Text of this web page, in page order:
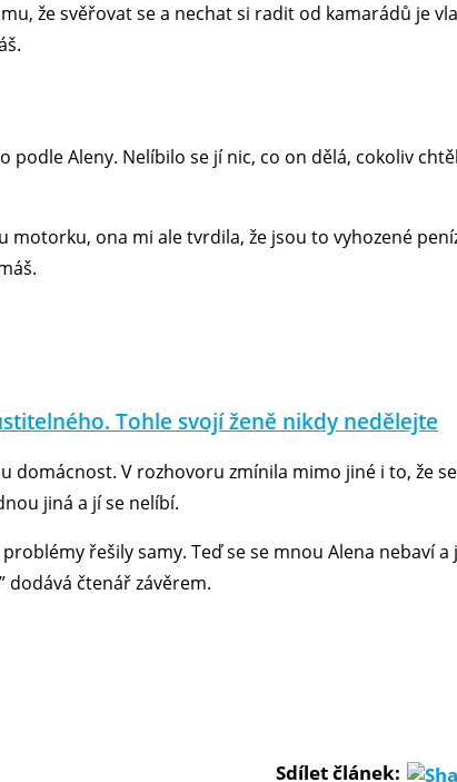
že svěřovat se a nechat si radit od kamarádů je
podle Aleny. Nelíbilo se jí nic, co on dělá, cokoliv
ona mi ale tvrdila, že jsou to vyhozené
Tohle svojí ženě nikdy nedělejte
domácnost. V rozhovoru zmínila mimo jiné i to, že
jiná a jí se nelíbí.
řešily samy. Teď se se mnou Alena nebaví
dodává čtenář závěrem.
Sdílet článek: